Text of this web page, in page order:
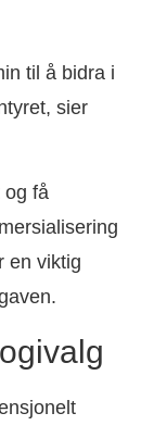
til å bidra i
sier
og få
en viktig